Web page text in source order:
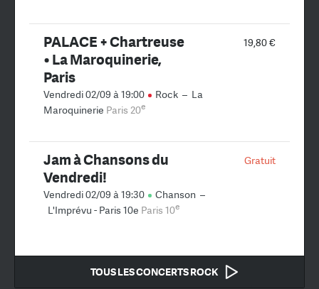
19,80 €
PALACE + Chartreuse
• La Maroquinerie,
Paris
Vendredi 02/09 à 19:00 Rock – La
Maroquinerie Paris 20e
Gratuit
Jam à Chansons du
Vendredi!
Vendredi 02/09 à 19:30 Chanson –
L'Imprévu - Paris 10e Paris 10e
TOUS LES CONCERTS ROCK